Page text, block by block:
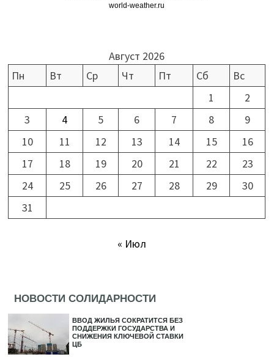
world-weather.ru
Август 2026
Пн
Вт Ср Чт Пт Сб
Вс
1
2
3
4 5 6 7 8
9
10
11 12 13 14 15
16
17
18 19 20 21 22
23
24
25 26 27 28 29
30
31
« Июл
НОВОСТИ СОЛИДАРНОСТИ
ВВОД ЖИЛЬЯ СОКРАТИТСЯ БЕЗ
ПОДДЕРЖКИ ГОСУДАРСТВА И
СНИЖЕНИЯ КЛЮЧЕВОЙ СТАВКИ
ЦБ